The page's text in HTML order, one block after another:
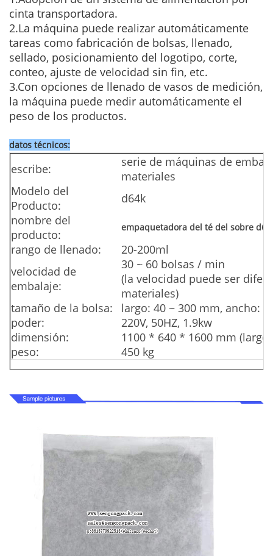
cinta transportadora.
2.La máquina puede realizar automáticamente
tareas como fabricación de bolsas, llenado,
sellado, posicionamiento del logotipo, corte,
conteo, ajuste de velocidad sin fin, etc.
3.Con opciones de llenado de vasos de medición,
la máquina puede medir automáticamente el
peso de los productos.
datos técnicos:
escribe:
serie de máquinas de
materiales
Modelo del
Producto:
d64k
nombre del
producto:
empaquetadora del té del sobre
rango de llenado:
20-200ml
velocidad de
embalaje:
30 ~ 60 bolsas / min
(la velocidad puede ser
materiales)
tamaño de la bolsa:
largo: 40 ~ 300 mm, ancho:
poder:
220V, 50HZ, 1.9kw
dimensión:
1100 * 640 * 1600 mm
peso:
450 kg